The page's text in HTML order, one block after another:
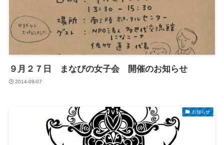
９月２７日 まなびの女子会 開催のお知らせ
2014-09-07
お知らせ